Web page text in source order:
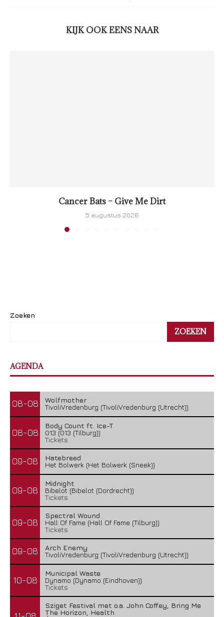
KIJK OOK EENS NAAR
Cancer Bats – Give Me Dirt
5 augustus 2026
Zoeken
ZOEKEN
AGENDA
08-08
Wolfmother
TivoliVredenburg (TivoliVredenburg (Utrecht))
08-08
Body Count ft. Ice-T
013 (013 (Tilburg))
Tickets
09-08
Hatebreed
Het Bolwerk (Het Bolwerk (Sneek))
09-08
Midnight
Bibelot (Bibelot (Dordrecht))
Tickets
09-08
Spectral Wound
Hall Of Fame (Hall Of Fame (Tilburg))
Tickets
09-08
Arch Enemy
TivoliVredenburg (TivoliVredenburg (Utrecht))
10-08
Municipal Waste
Dynamo (Dynamo (Eindhoven))
Tickets
Sziget Festival met o.a. John Coffey, Bring Me
The Horizon, Health